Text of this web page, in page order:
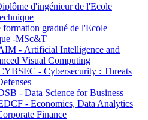
d'ingénieur de l'Ecole
gradué de l'Ecole
-MSc&T
- Artificial Intelligence and
Visual Computing
- Cybersecurity : Threats
- Data Science for Business
- Economics, Data Analytics
Finance